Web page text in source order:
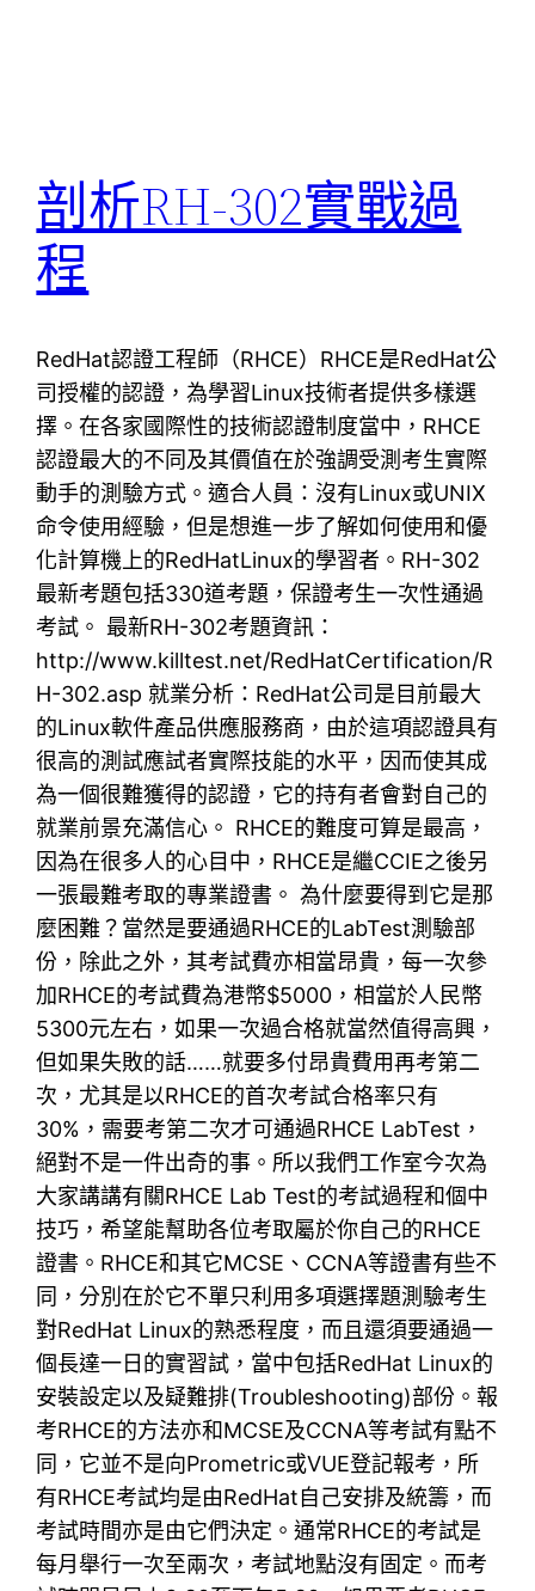
剖析RH-302實戰過
程
RedHat認證工程師（RHCE）RHCE是RedHat公
司授權的認證，為學習Linux技術者提供多樣選
擇。在各家國際性的技術認證制度當中，RHCE
認證最大的不同及其價值在於強調受測考生實際
動手的測驗方式。適合人員：沒有Linux或UNIX
命令使用經驗，但是想進一步了解如何使用和優
化計算機上的RedHatLinux的學習者。RH-302
最新考題包括330道考題，保證考生一次性通過
考試。 最新RH-302考題資訊：
http://www.killtest.net/RedHatCertification/R
H-302.asp 就業分析：RedHat公司是目前最大
的Linux軟件產品供應服務商，由於這項認證具有
很高的測試應試者實際技能的水平，因而使其成
為一個很難獲得的認證，它的持有者會對自己的
就業前景充滿信心。 RHCE的難度可算是最高，
因為在很多人的心目中，RHCE是繼CCIE之後另
一張最難考取的專業證書。 為什麼要得到它是那
麼困難？當然是要通過RHCE的LabTest測驗部
份，除此之外，其考試費亦相當昂貴，每一次參
加RHCE的考試費為港幣$5000，相當於人民幣
5300元左右，如果一次過合格就當然值得高興，
但如果失敗的話……就要多付昂貴費用再考第二
次，尤其是以RHCE的首次考試合格率只有
30%，需要考第二次才可通過RHCE LabTest，
絕對不是一件出奇的事。所以我們工作室今次為
大家講講有關RHCE Lab Test的考試過程和個中
技巧，希望能幫助各位考取屬於你自己的RHCE
證書。RHCE和其它MCSE、CCNA等證書有些不
同，分別在於它不單只利用多項選擇題測驗考生
對RedHat Linux的熟悉程度，而且還須要通過一
個長達一日的實習試，當中包括RedHat Linux的
安裝設定以及疑難排(Troubleshooting)部份。報
考RHCE的方法亦和MCSE及CCNA等考試有點不
同，它並不是向Prometric或VUE登記報考，所
有RHCE考試均是由RedHat自己安排及統籌，而
考試時間亦是由它們決定。通常RHCE的考試是
每月舉行一次至兩次，考試地點沒有固定。而考